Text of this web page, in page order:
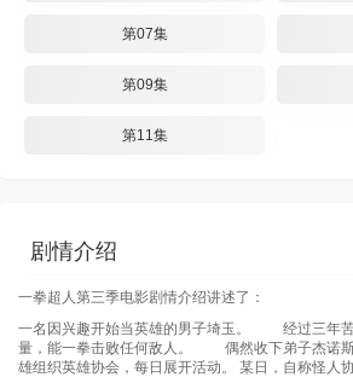
第07集
第09集
第11集
剧情介绍
一拳超人第三季电影剧情介绍讲述了：
一名因兴趣开始当英雄的男子埼玉。 经过三年苦
量，能一拳击败任何敌人。 偶然收下弟子杰诺斯
雄组织英雄协会，每日展开活动。 某日，自称怪人